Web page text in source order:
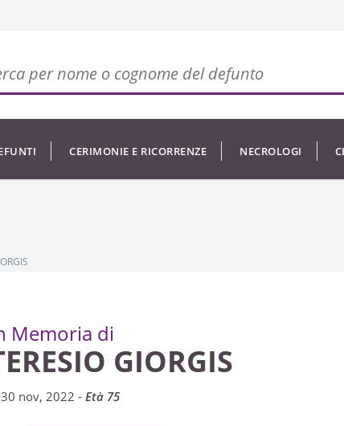
CERIMONIE E RICORRENZE NECROLOGI
Memoria di
GIORGIS
nov, 2022 -Età 75